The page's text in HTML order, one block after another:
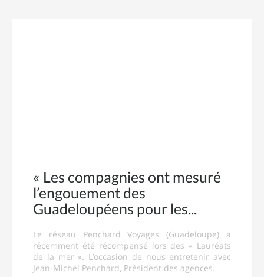
« Les compagnies ont mesuré
l’engouement des
Guadeloupéens pour les
Le réseau Penchard Voyages (Guadeloupe) a
récemment été récompensé lors des « Lauréats
de la mer ». L’occasion de nous entretenir avec
Jean-Michel Penchard, Président des agences.